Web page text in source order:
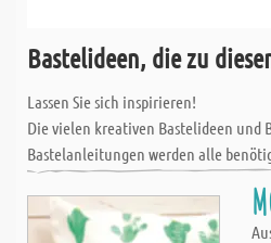
Bastelideen, die zu
Lassen Sie sich inspirieren!
Die vielen kreativen Bastelideen
Bastelanleitungen werden alle